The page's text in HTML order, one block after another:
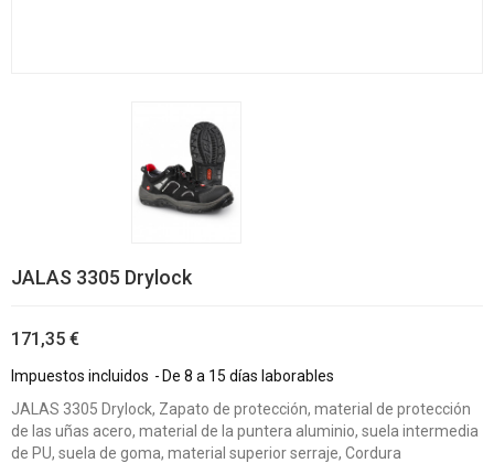
JALAS 3305 Drylock
171,35 €
Impuestos incluidos
De 8 a 15 días laborables
JALAS 3305 Drylock, Zapato de protección, material de protección
de las uñas acero, material de la puntera aluminio, suela intermedia
de PU, suela de goma, material superior serraje, Cordura